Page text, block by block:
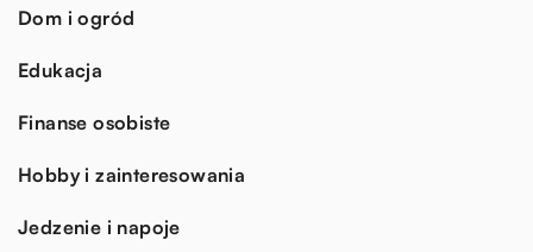
Dom i ogród
Edukacja
Finanse osobiste
Hobby i zainteresowania
Jedzenie i napoje